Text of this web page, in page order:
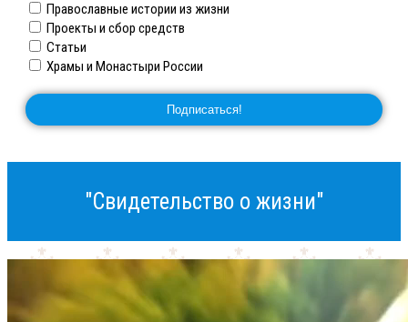
Православные истории из жизни
Проекты и сбор средств
Статьи
Храмы и Монастыри России
"Свидетельство о жизни"